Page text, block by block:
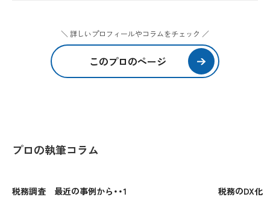
＼ 詳しいプロフィールやコラムをチェック ／
このプロのページ
プロの執筆コラム
税務調査 最近の事例から・・1 税務のDX化